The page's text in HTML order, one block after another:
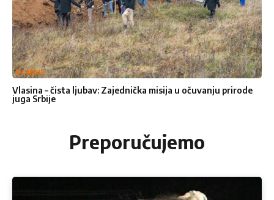
Društvo
Vlasina – čista ljubav: Zajednička misija u očuvanju prirode
juga Srbije
Preporučujemo